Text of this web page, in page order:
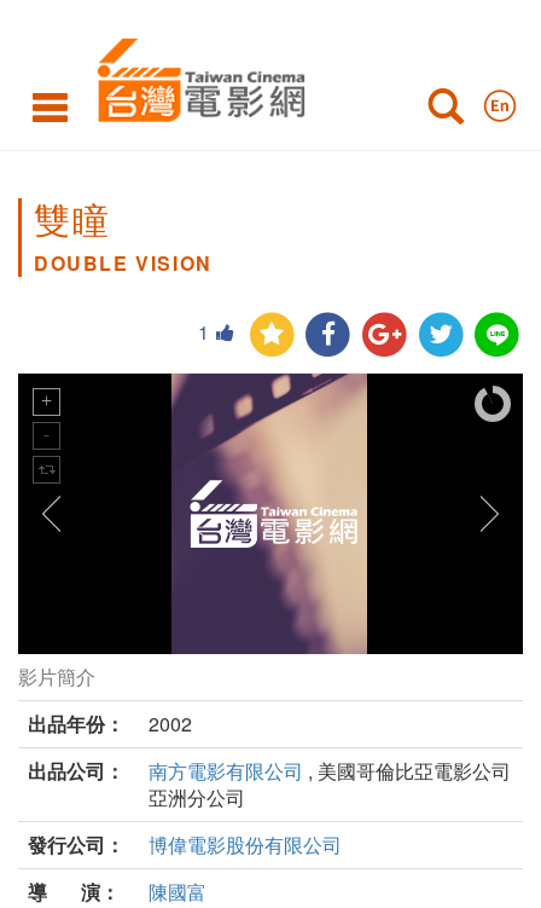
雙瞳
DOUBLE VISION
1
雙瞳劇照
影片簡介
出品年份：
2002
出品公司：
南方電影有限公司 , 美國哥倫比亞電影公司
亞洲分公司
發行公司：
博偉電影股份有限公司
導 演：
陳國富